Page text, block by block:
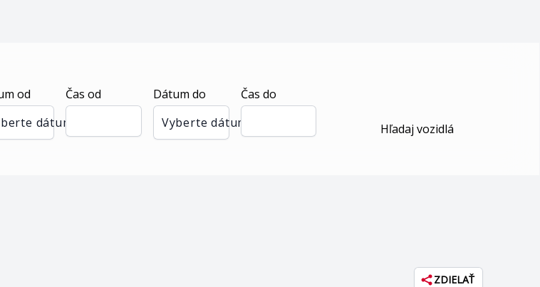
od
dátum
Čas od
Dátum do
Vyberte dátum
Čas do
Hľadaj vozidlá
ZDIELAŤ